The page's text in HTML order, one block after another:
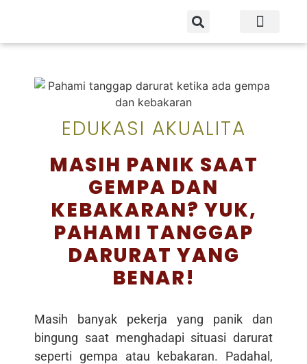
EDUKASI AKUALITA
MASIH PANIK SAAT
GEMPA DAN
KEBAKARAN? YUK,
PAHAMI TANGGAP
DARURAT YANG
BENAR!
Masih banyak pekerja yang panik dan
bingung saat menghadapi situasi darurat
seperti gempa atau kebakaran. Padahal,